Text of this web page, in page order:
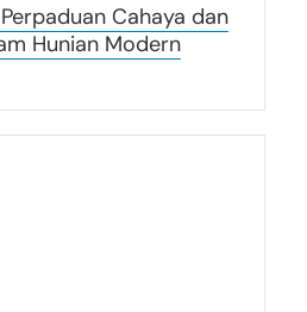
Cahaya dan
Hunian Modern